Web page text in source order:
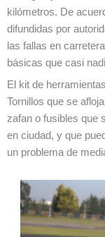
kilómetros. De
difundidas por
las fallas en
básicas que casi
El kit de
Tornillos que se
zafan o fusibles que
en ciudad, y que
un problema de